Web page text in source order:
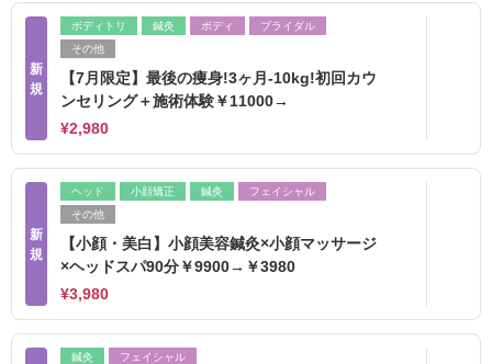
新
規
ボディトリ 鍼灸 ボディ
ブライダル
その他
【7月限定】最後の痩身!3ヶ月-10kg!初回カウ
ンセリング＋施術体験￥11000→
¥2,980
新
規
ヘッド 小顔矯正 鍼灸
フェイシャル
その他
【小顔・美白】小顔美容鍼灸×小顔マッサージ
×ヘッドスパ90分￥9900→￥3980
¥3,980
鍼灸 フェイシャル